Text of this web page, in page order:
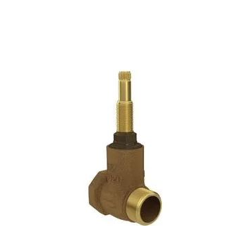
COMPRAR AGORA
VEJA MAIS